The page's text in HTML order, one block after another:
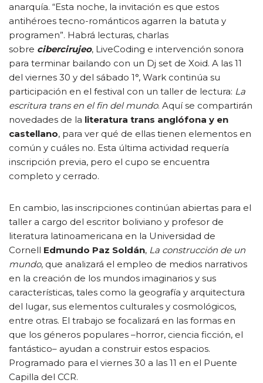
anarquía. “Esta noche, la invitación es que estos
antihéroes tecno-románticos agarren la batuta y
programen”. Habrá lecturas, charlas
sobre cibercirujeo, LiveCoding e intervención sonora
para terminar bailando con un Dj set de Xoid. A las 11
del viernes 30 y del sábado 1°, Wark continúa su
participación en el festival con un taller de lectura: La
escritura trans en el fin del mundo. Aquí se compartirán
novedades de la literatura trans anglófona y en
castellano, para ver qué de ellas tienen elementos en
común y cuáles no. Esta última actividad requería
inscripción previa, pero el cupo se encuentra
completo y cerrado.
En cambio, las inscripciones continúan abiertas para el
taller a cargo del escritor boliviano y profesor de
literatura latinoamericana en la Universidad de
Cornell Edmundo Paz Soldán, La construcción de un
mundo, que analizará el empleo de medios narrativos
en la creación de los mundos imaginarios y sus
características, tales como la geografía y arquitectura
del lugar, sus elementos culturales y cosmológicos,
entre otras. El trabajo se focalizará en las formas en
que los géneros populares –horror, ciencia ficción, el
fantástico– ayudan a construir estos espacios.
Programado para el viernes 30 a las 11 en el Puente
Capilla del CCR.